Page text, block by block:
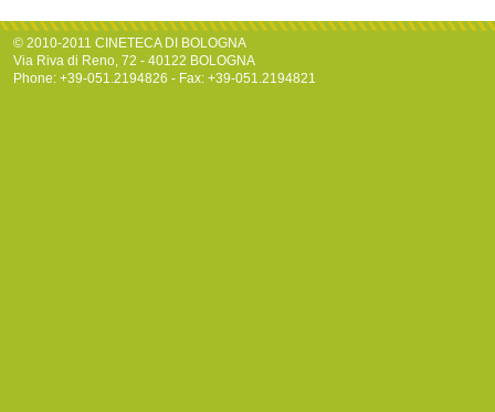
© 2010-2011 CINETECA DI BOLOGNA
Via Riva di Reno, 72 - 40122 BOLOGNA
Phone: +39-051.2194826 - Fax: +39-051.2194821